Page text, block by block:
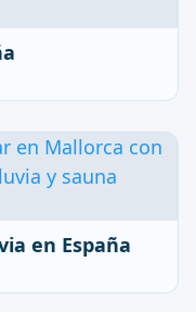
en España